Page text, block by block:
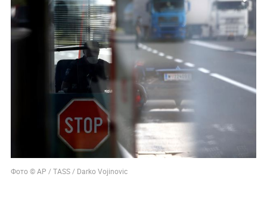
Фото © AP / TASS / Darko Vojinovic